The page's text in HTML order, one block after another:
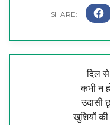
दिल
कभी न
उदासी
खुशियों की